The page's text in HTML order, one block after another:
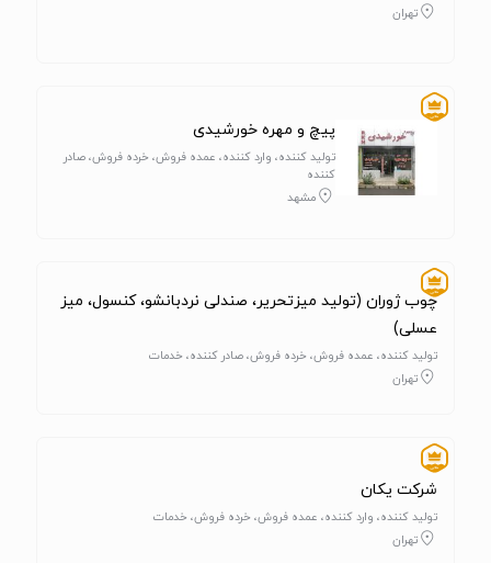
تهران
پیچ و مهره خورشیدی
تولید کننده، وارد کننده، عمده فروش، خرده فروش، صادر
کننده
مشهد
چوب ژوران (تولید میزتحریر، صندلی نردبانشو، کنسول، میز
عسلی)
تولید کننده، عمده فروش، خرده فروش، صادر کننده، خدمات
تهران
شرکت یکان
تولید کننده، وارد کننده، عمده فروش، خرده فروش، خدمات
تهران